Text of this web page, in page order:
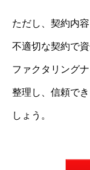
ただし、契約内
不適切な契約で
ファクタリング
整理し、信頼で
しょう。